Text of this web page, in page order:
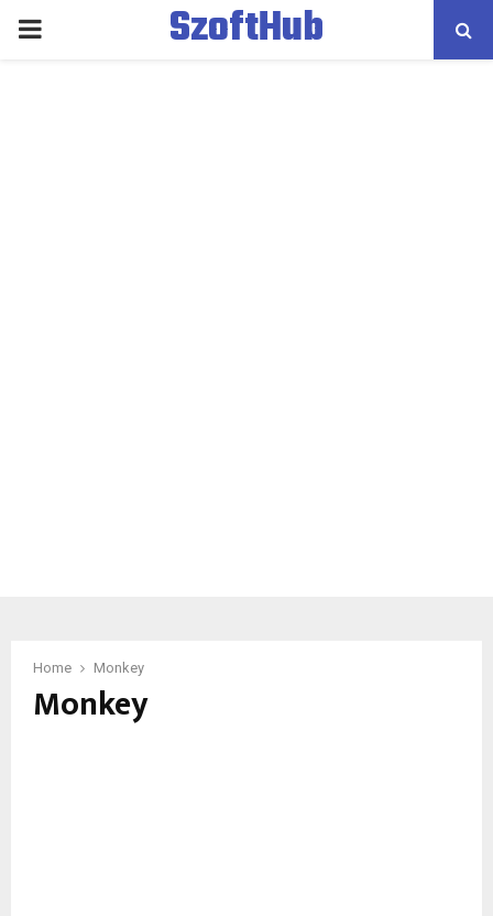
PRIMARY
SzoftHub
Home Monkey
Monkey